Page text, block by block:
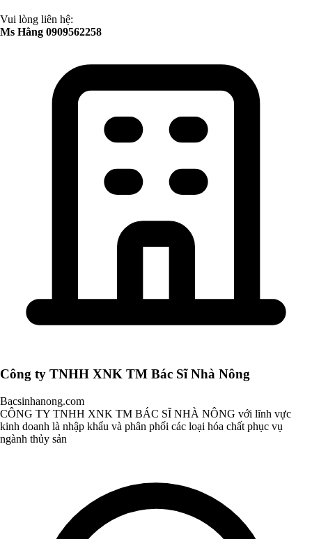
Vui lòng liên hệ:
Ms Hằng 0909562258
Công ty TNHH XNK TM Bác Sĩ Nhà Nông
Bacsinhanong.com
CÔNG TY TNHH XNK TM BÁC SĨ NHÀ NÔNG với lĩnh vực
kinh doanh là nhập khẩu và phân phối các loại hóa chất phục vụ
ngành thủy sản